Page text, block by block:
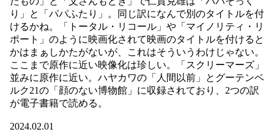
り」と「パパふたり」。同じ訳になんで別のタイトルを付
けるかね。「トータル・リコール」や「マイノリティ・リ
ポート」のように映画化されて映画のタイトルを付けると
かはまぁしかたがないが、これはそういうわけじゃない。
ここまで原作に近い映像化は珍しい。「スクリーマーズ」
並みに原作に近い。ハヤカワの「人間以前」とグーテンベ
ルク21の「顔のない博物館」に収録されており、2つの訳
が電子書籍で読める。
2024.02.01